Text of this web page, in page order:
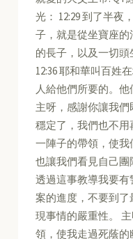
光： 12:29 到了半夜
子，就是從坐寶座
的長子，以及一切頭
12:36 耶和華叫百姓
人給他們所要的。他
主呀，感謝你讓我
穩定了，我們也不
一陣子的帶領，使我
也讓我們看見自己
透過這事教導我要
案的進度，不要到
現事情的嚴重性。
領，使我走過死蔭